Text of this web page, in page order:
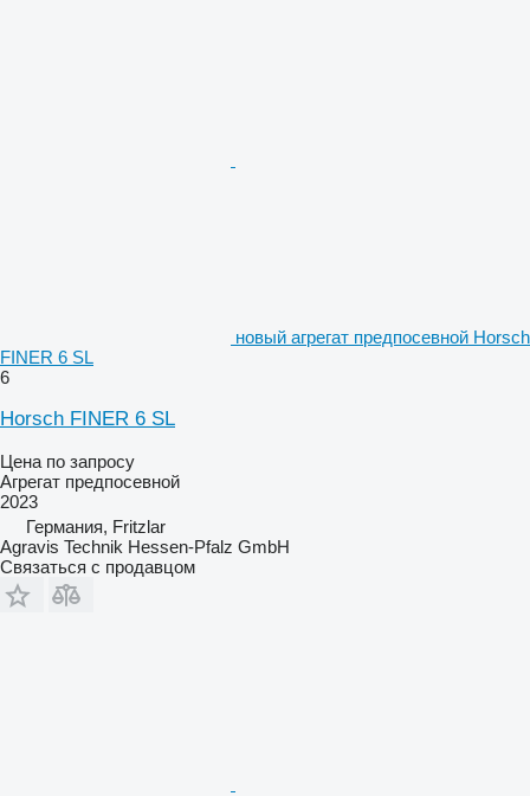
новый агрегат предпосевной Horsch
FINER 6 SL
6
Horsch FINER 6 SL
Цена по запросу
Агрегат предпосевной
2023
Германия, Fritzlar
Agravis Technik Hessen-Pfalz GmbH
Связаться с продавцом